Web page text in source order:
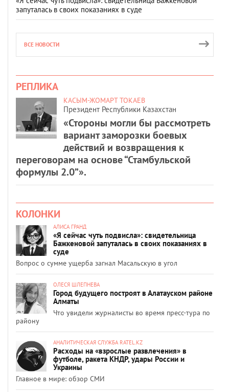
запуталась в своих показаниях в суде
ВСЕ НОВОСТИ
РЕПЛИКА
КАСЫМ-ЖОМАРТ ТОКАЕВ
Президент Республики Казахстан
«Стороны могли бы рассмотреть
вариант заморозки боевых
действий и возвращения к
переговорам на основе “Стамбульской
формулы 2.0”».
КОЛОНКИ
АЛИСА ГРАНД
«Я сейчас чуть подвисла»: свидетельница
Бажкеновой запуталась в своих показаниях в
суде
Вопрос о сумме ущерба загнал Масальскую в угол
ОЛЕСЯ ШЛЕПНЕВА
Город будущего построят в Алатауском районе
Алматы
Что увидели журналисты во время пресс-тура по
району
АНАЛИТИЧЕСКАЯ СЛУЖБА RATEL.KZ
Расходы на «взрослые развлечения» в
футболе, ракета КНДР, удары России и
Украины
Главное в мире: обзор СМИ